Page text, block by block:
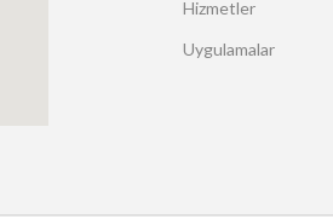
Hizmetler
Uygulamalar